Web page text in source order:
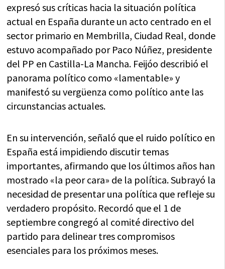
expresó sus críticas hacia la situación política
actual en España durante un acto centrado en el
sector primario en Membrilla, Ciudad Real, donde
estuvo acompañado por Paco Núñez, presidente
del PP en Castilla-La Mancha. Feijóo describió el
panorama político como «lamentable» y
manifestó su vergüenza como político ante las
circunstancias actuales.
En su intervención, señaló que el ruido político en
España está impidiendo discutir temas
importantes, afirmando que los últimos años han
mostrado «la peor cara» de la política. Subrayó la
necesidad de presentar una política que refleje su
verdadero propósito. Recordó que el 1 de
septiembre congregó al comité directivo del
partido para delinear tres compromisos
esenciales para los próximos meses.